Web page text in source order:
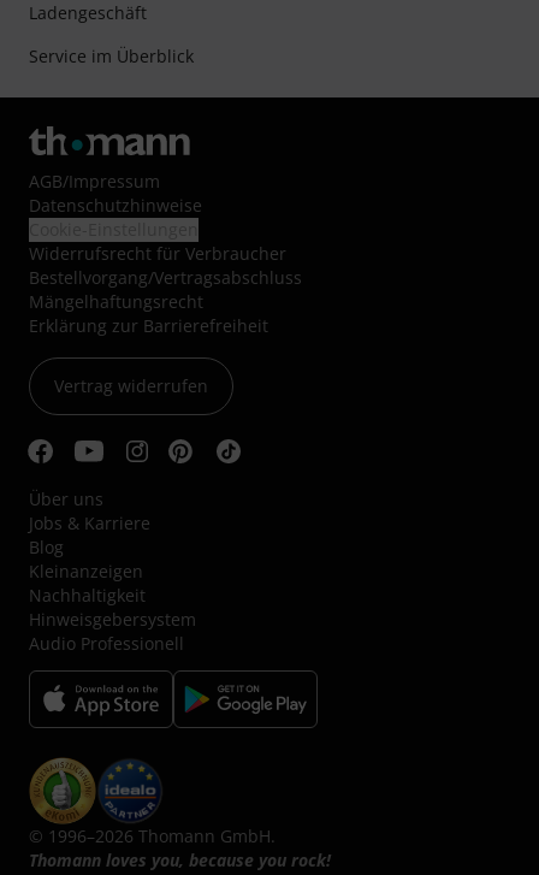
Ladengeschäft
Service im Überblick
AGB/Impressum
Datenschutzhinweise
Widerrufsrecht für Verbraucher
Bestellvorgang/Vertragsabschluss
Mängelhaftungsrecht
Erklärung zur Barrierefreiheit
Vertrag widerrufen
Über uns
Jobs & Karriere
Blog
Kleinanzeigen
Nachhaltigkeit
Hinweisgebersystem
Audio Professionell
© 1996–2026 Thomann GmbH.
Thomann loves you, because you rock!